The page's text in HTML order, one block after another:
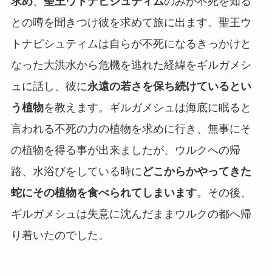
との噂を聞きつけ彼を求めて旅に出ます。聖王ウ
トナピシュティムは自らが不死になるきっかけと
なった大洪水から危機を逃れた経緯をギルガメシ
ュに話し、彼に永遠の若さを保ち続けているとい
う植物を教えます。ギルガメシュは海底に眠ると
言われる不死の力の植物を求めに行き、無事にそ
の植物を得る事が出来ましたが、ウルクへの帰
路、水浴びをしている時に どこからかやってきた
蛇にその植物を食べられてしまいます。その後、
ギルガメシュは失意に沈んだままウルクの都へ帰
り着いたのでした。